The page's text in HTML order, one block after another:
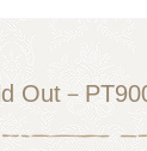
Out－